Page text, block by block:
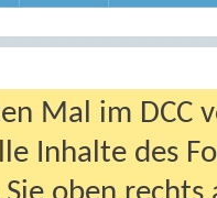
Mal im DCC
Inhalte des